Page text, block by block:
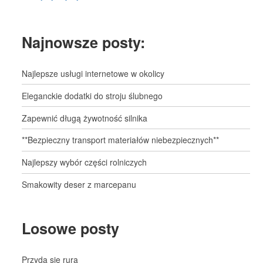
Najnowsze posty:
Najlepsze usługi internetowe w okolicy
Eleganckie dodatki do stroju ślubnego
Zapewnić długą żywotność silnika
**Bezpieczny transport materiałów niebezpiecznych**
Najlepszy wybór części rolniczych
Smakowity deser z marcepanu
Losowe posty
Przyda się rura